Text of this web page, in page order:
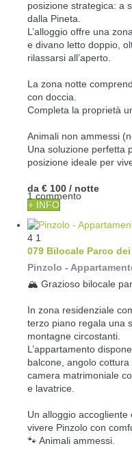
posizione strategica: a
dalla Pineta.
L’alloggio offre una
e divano letto doppio,
rilassarsi all’aperto.
La zona notte
con doccia.
Completa la proprietà
Animali non ammessi
Una soluzione perfetta
posizione ideale per
1 commento
da € 100 / notte
+ INFO
4 1
079 Bilocale Parco
Pinzolo -
🏔️ Grazioso bilocale
In zona residenziale
terzo piano regala una
montagne circostanti.
L’appartamento
balcone, angolo
camera matrimoniale
e lavatrice.
Un alloggio
vivere Pinzolo con
🐾 Animali ammessi.